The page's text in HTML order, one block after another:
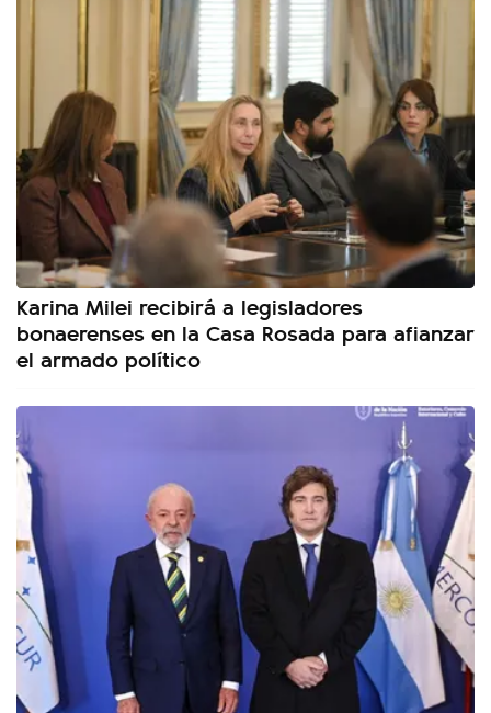
Karina Milei recibirá a legisladores
bonaerenses en la Casa Rosada para afianzar
el armado político